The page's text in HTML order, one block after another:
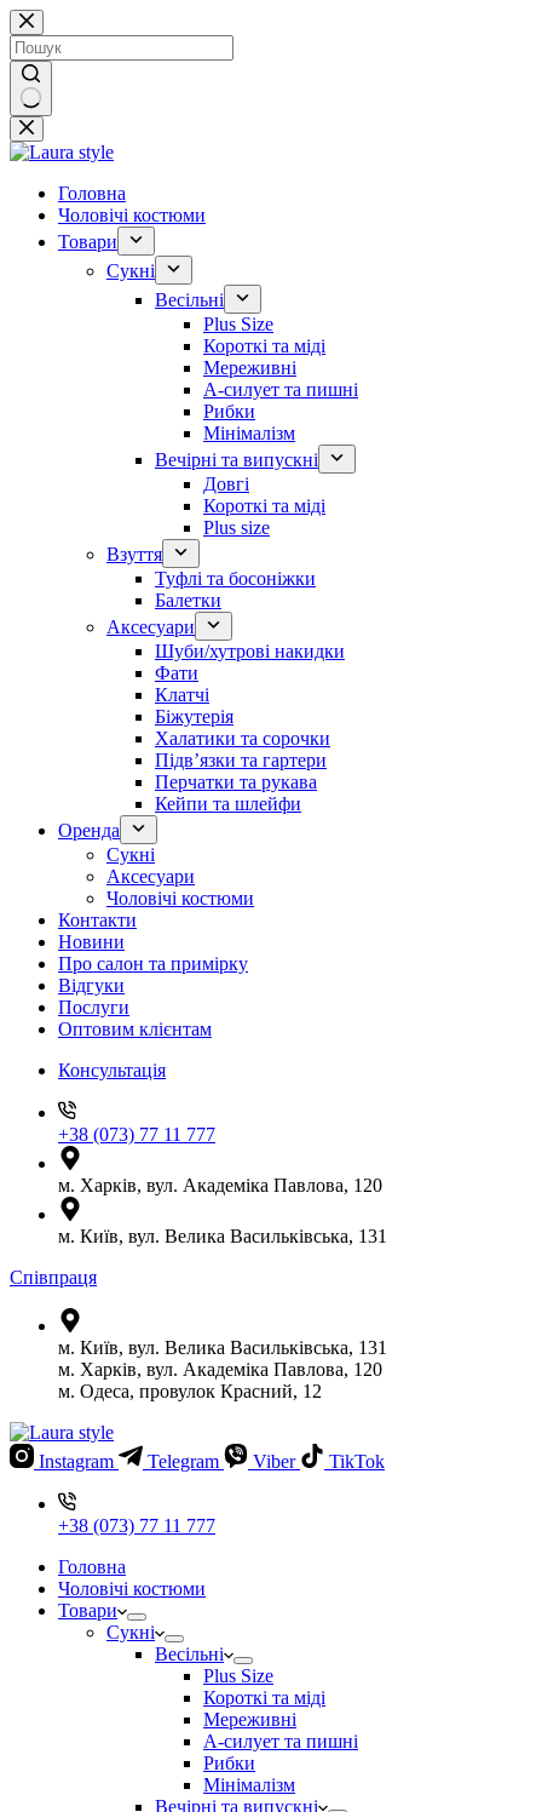
Перейти
до
вмісту
Немає
результатів
Головна
Чоловічі костюми
Товари
Сукні
Весільні
Plus Size
Короткі та міді
Мереживні
А-силует та пишні
Рибки
Мінімалізм
Вечірні та випускні
Довгі
Короткі та міді
Plus size
Взуття
Туфлі та босоніжки
Балетки
Аксесуари
Шуби/хутрові накидки
Фати
Клатчі
Біжутерія
Халатики та сорочки
Підвʼязки та гартери
Перчатки та рукава
Кейпи та шлейфи
Оренда
Сукні
Аксесуари
Чоловічі костюми
Контакти
Новини
Про салон та примірку
Відгуки
Послуги
Оптовим клієнтам
Консультація
+38 (073) 77 11 777
м. Харків, вул. Академіка Павлова, 120
м. Київ, вул. Велика Васильківська, 131
Співпраця
м. Київ, вул. Велика Васильківська, 131
м. Харків, вул. Академіка Павлова, 120
м. Одеса, провулок Красний, 12
Instagram Telegram Viber TikTok
+38 (073) 77 11 777
Головна
Чоловічі костюми
Товари
Сукні
Весільні
Plus Size
Короткі та міді
Мереживні
А-силует та пишні
Рибки
Мінімалізм
Вечірні та випускні